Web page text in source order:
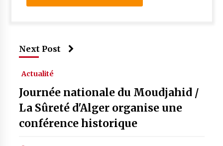
Next Post
Actualité
Journée nationale du Moudjahid /
La Sûreté d'Alger organise une
conférence historique